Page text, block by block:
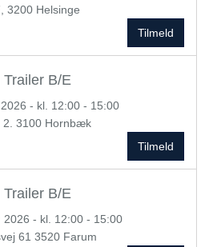
3200 Helsinge
Tilmeld
Trailer B/E
- kl. 12:00 - 15:00
2. 3100 Hornbæk
Tilmeld
Trailer B/E
2026 - kl. 12:00 - 15:00
61 3520 Farum